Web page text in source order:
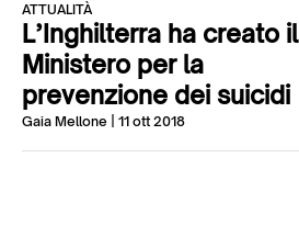
ATTUALITÀ
L’Inghilterra ha creato il
Ministero per la
prevenzione dei suicidi
Gaia Mellone | 11 ott 2018